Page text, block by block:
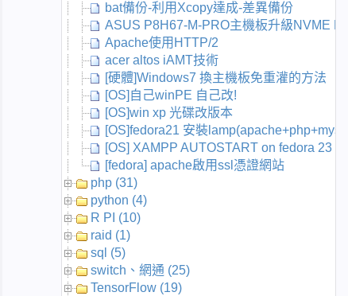
bat備份-利用Xcopy達成-差異備份
ASUS P8H67-M-PRO主機板升級NVME
Apache使用HTTP/2
acer altos iAMT技術
[硬體]Windows7 換主機板免重灌的方法
[OS]自己winPE 自己改!
[OS]win xp 光碟改版本
[OS]fedora21 安裝
[OS] XAMPP AUTOSTART on fedora 23
[fedora] apache啟用ssl憑證網站
php (31)
python (4)
R PI (10)
raid (1)
sql (5)
switch、網通 (25)
TensorFlow (19)